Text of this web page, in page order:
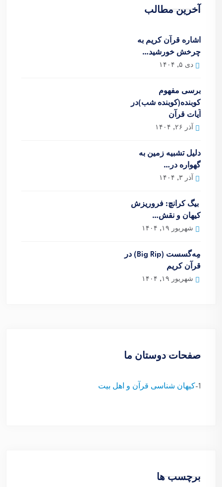
آخرین مطالب
اشاره قرآن کریم به
چرخش خورشید…
دی ۵, ۱۴۰۴
برسی مفهوم
کوبنده(کوبنده شب)در
آیات قرآن
آذر ۲۶, ۱۴۰۴
دلیل تشبیه زمین به
گهواره در…
آذر ۳, ۱۴۰۴
بیگ کرانچ: فروریزش
کیهان و نقش…
شهریور ۱۹, ۱۴۰۴
مِه‌گسست (Big Rip) در
قرآن کریم
شهریور ۱۹, ۱۴۰۴
صفحات دوستان ما
1- کیهان شناسی قرآن و اهل بیت
برچسب ها